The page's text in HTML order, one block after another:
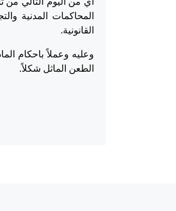
القانونية.
الطعن الماثل شكلاً.